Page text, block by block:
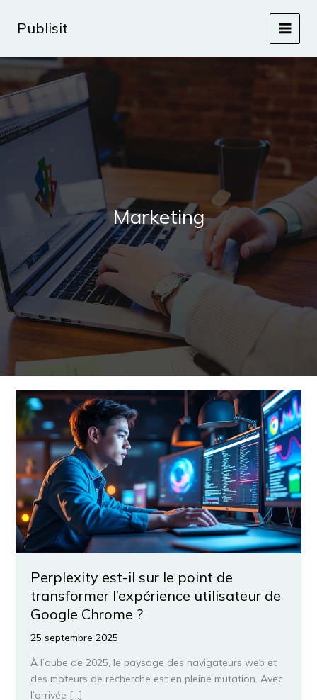
Publisit
Marketing
Perplexity est-il sur le point de
transformer l’expérience utilisateur de
Google Chrome ?
25 septembre 2025
À l’aube de 2025, le paysage des navigateurs web et
des moteurs de recherche est en pleine mutation. Avec
l’arrivée […]